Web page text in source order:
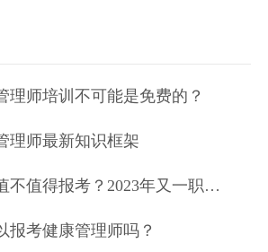
理师培训不可能是免费的？
理师最新知识框架
健康管理师值不值得报考？2023年又一职业技能等级证书重磅人才政策发布！
报考健康管理师吗？